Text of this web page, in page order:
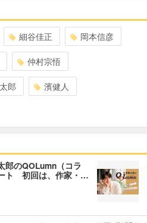
細谷佳正 岡本信彦
仲村宗悟
郎 濱健人
郎のQOLumn（コラ
ト 初回は、作家・…